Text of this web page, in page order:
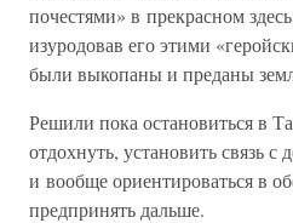
почестями» в прекрасном
изуродовав его этими
были выкопаны и преданы
Решили пока остановиться в
отдохнуть, установить связь
и вообще ориентироваться в
предпринять дальше.